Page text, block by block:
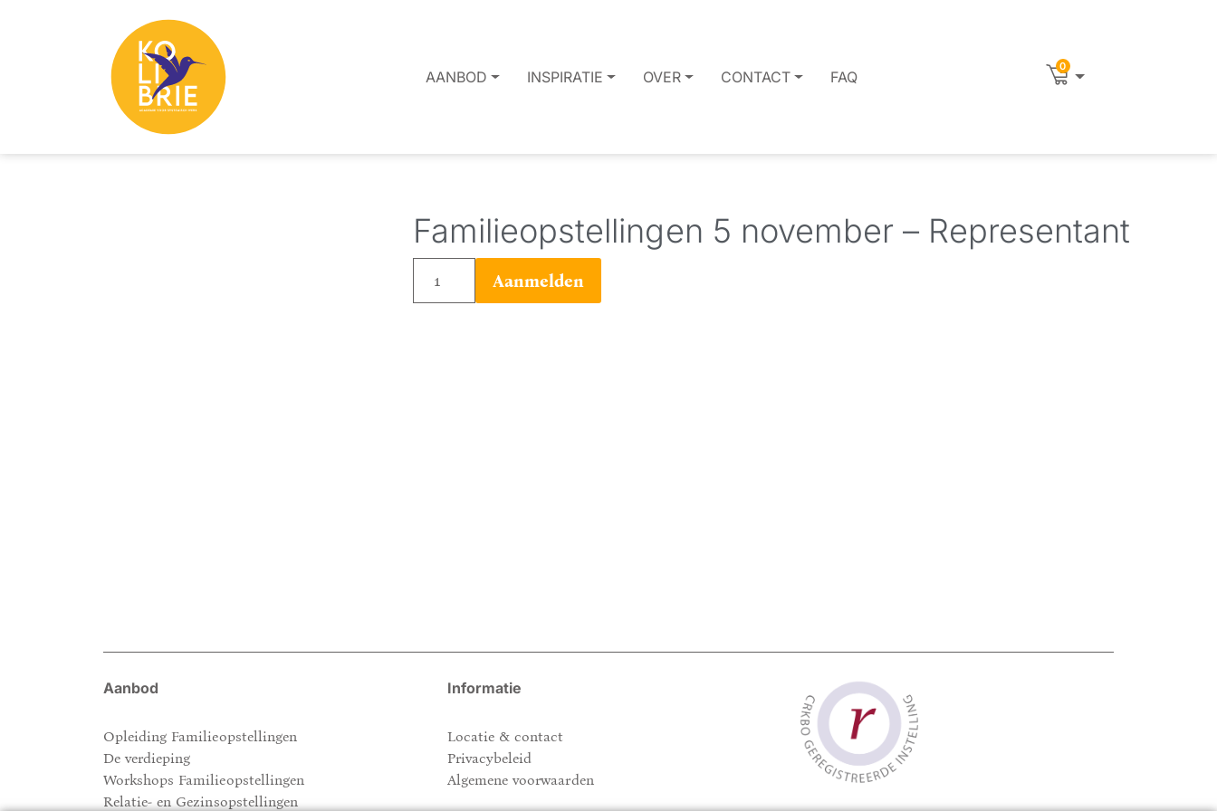
0
AANBOD INSPIRATIE OVER CONTACT FAQ
Familieopstellingen 5 november – Representant
Familieopstellingen
Aanmelden
Aanbod
Opleiding Familieopstellingen
De verdieping
Workshops Familieopstellingen
Relatie- en Gezinsopstellingen
Informatie
Locatie & contact
Privacybeleid
Algemene voorwaarden